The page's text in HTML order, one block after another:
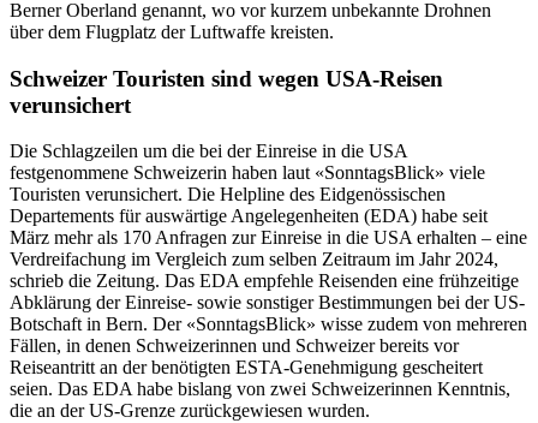
Berner Oberland genannt, wo vor kurzem unbekannte Drohnen
über dem Flugplatz der Luftwaffe kreisten.
Schweizer Touristen sind wegen USA-Reisen
verunsichert
Die Schlagzeilen um die bei der Einreise in die USA
festgenommene Schweizerin haben laut «SonntagsBlick» viele
Touristen verunsichert. Die Helpline des Eidgenössischen
Departements für auswärtige Angelegenheiten (EDA) habe seit
März mehr als 170 Anfragen zur Einreise in die USA erhalten – eine
Verdreifachung im Vergleich zum selben Zeitraum im Jahr 2024,
schrieb die Zeitung. Das EDA empfehle Reisenden eine frühzeitige
Abklärung der Einreise- sowie sonstiger Bestimmungen bei der US-
Botschaft in Bern. Der «SonntagsBlick» wisse zudem von mehreren
Fällen, in denen Schweizerinnen und Schweizer bereits vor
Reiseantritt an der benötigten ESTA-Genehmigung gescheitert
seien. Das EDA habe bislang von zwei Schweizerinnen Kenntnis,
die an der US-Grenze zurückgewiesen wurden.